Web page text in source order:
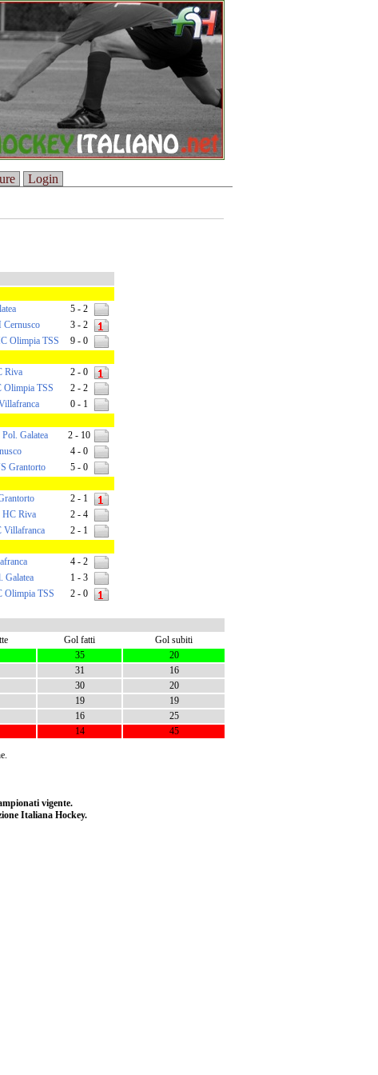
Login
5 - 2
Cernusco
3 - 2
Olimpia TSS
9 - 0
Riva
2 - 0
Olimpia TSS
2 - 2
0 - 1
Pol. Galatea
2 - 10
4 - 0
Grantorto
5 - 0
2 - 1
HC Riva
2 - 4
Villafranca
2 - 1
4 - 2
Galatea
1 - 3
Olimpia TSS 2 - 0
Gol fatti
Gol subiti
35
20
31
16
30
20
19
19
16
25
14 45
vigente.
Italiana Hockey.